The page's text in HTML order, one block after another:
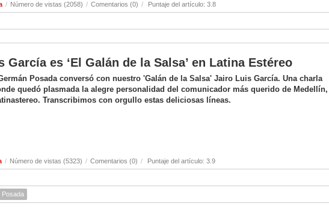
/ Número de vistas (2058) / Comentarios (0) / Puntaje del artículo: 3.8
García es ‘El Galán de la Salsa’ en Latina Estéreo
Posada conversó con nuestro 'Galán de la Salsa' Jairo Luis García. Una charla
quedó plasmada la alegre personalidad del comunicador más querido de Medellín,
Transcribimos con orgullo estas deliciosas líneas.
/ Número de vistas (5323) / Comentarios (0) / Puntaje del artículo: 3.9